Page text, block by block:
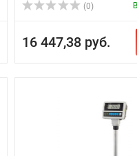
(0)
16 447,38 руб.